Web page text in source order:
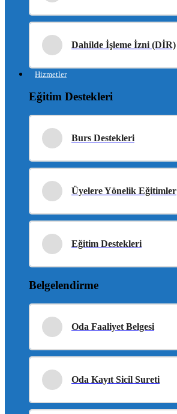
Dahilde İşleme İzni (DİR)
Hizmetler
Eğitim Destekleri
Burs Destekleri
Üyelere Yönelik Eğitimler
Eğitim Destekleri
Belgelendirme
Oda Faaliyet Belgesi
Oda Kayıt Sicil Sureti